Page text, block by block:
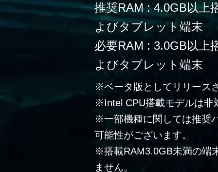
推奨RAM : 4.0GB以上
よびタブレット端末
必要RAM : 3.0GB以上
よびタブレット端末
※ベータ版としてリリース
※Intel CPU搭載モデルは非
※一部機種に関しては推奨
可能性がございます。
※搭載RAM3.0GB未満の端
ません。